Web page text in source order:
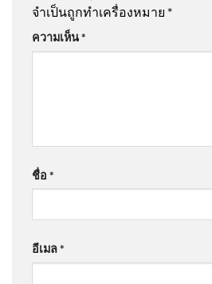
จำเป็นถูกทำเครื่องหมาย *
ความเห็น*
ชื่อ *
อีเมล*